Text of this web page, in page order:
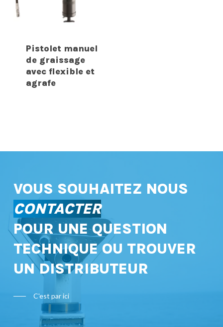
Pistolet manuel
de graissage
avec flexible et
agrafe
VOUS SOUHAITEZ NOUS
CONTACTER
POUR UNE QUESTION
TECHNIQUE OU TROUVER
UN DISTRIBUTEUR
C'est par ici